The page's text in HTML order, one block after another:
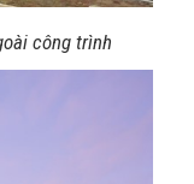
công trình